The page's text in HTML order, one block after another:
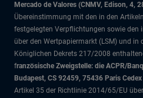
Mercado de Valores (CNMV, Edison, 4,
Übereinstimmung mit den in den
festgelegten Verpflichtungen sowie den
über den Wertpapiermarkt (LSM) und in
Königlichen Dekrets 217/2008
französische Zweigstelle: die ACPR/
Budapest, CS 92459, 75436 Paris
Artikel 35 der Richtlinie 2014/65/EU